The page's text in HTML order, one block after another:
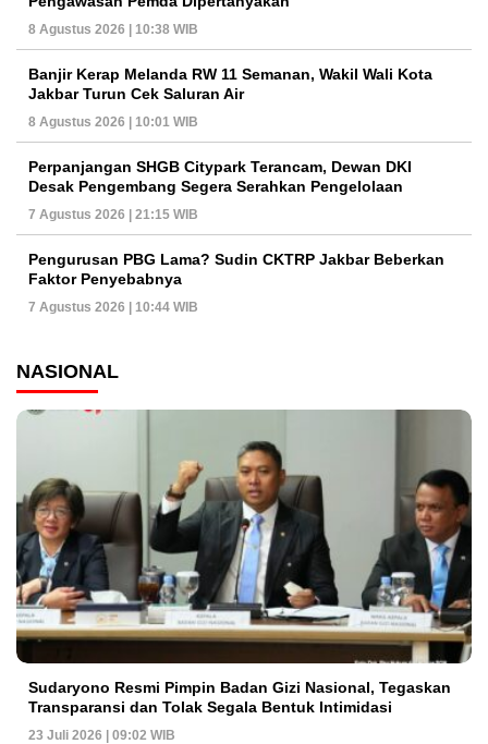
8 Agustus 2026 | 10:38 WIB
Banjir Kerap Melanda RW 11 Semanan, Wakil Wali Kota
Jakbar Turun Cek Saluran Air
8 Agustus 2026 | 10:01 WIB
Perpanjangan SHGB Citypark Terancam, Dewan DKI
Desak Pengembang Segera Serahkan Pengelolaan
7 Agustus 2026 | 21:15 WIB
Pengurusan PBG Lama? Sudin CKTRP Jakbar Beberkan
Faktor Penyebabnya
7 Agustus 2026 | 10:44 WIB
NASIONAL
Sudaryono Resmi Pimpin Badan Gizi Nasional, Tegaskan
Transparansi dan Tolak Segala Bentuk Intimidasi
23 Juli 2026 | 09:02 WIB